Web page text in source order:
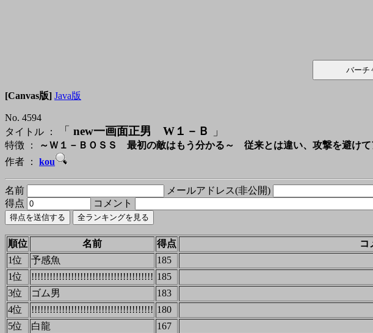
[Canvas版] Java版
No. 4594
タイトル ：
「 new一画面正男 W１－Ｂ 」
特徴 ：
～Ｗ１－ＢＯＳＳ 最初の敵はもう分かる～ 従来とは違い、攻撃を避けて
作者 ： kou
名前 メールアドレス(非公開)
得点
コメント
順位 名前 得点 コ
1位
予感魚 185
1位
!!!!!!!!!!!!!!!!!!!!!!!!!!!!!!!!!!!!!!!! 185
3位
ゴム男 183
4位
!!!!!!!!!!!!!!!!!!!!!!!!!!!!!!!!!!!!!!!! 180
5位
白龍 167